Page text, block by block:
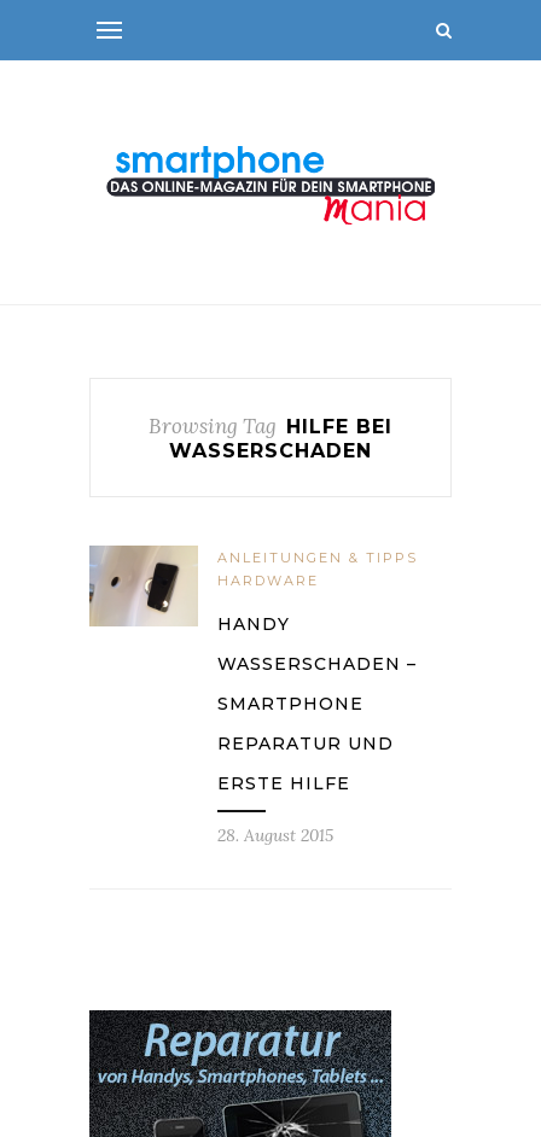
Browsing Tag HILFE BEI
WASSERSCHADEN
ANLEITUNGEN & TIPPS
HARDWARE
HANDY
WASSERSCHADEN –
SMARTPHONE
REPARATUR UND
ERSTE HILFE
28. August 2015